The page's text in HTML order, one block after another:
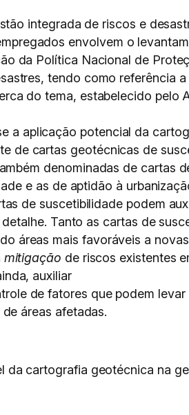
integrada de riscos e
envolvem o
da Política Nacional de
tendo como referência
do tema, estabelecido pelo
a aplicação potencial da
de cartas geotécnicas de
denominadas de cartas
e as de aptidão à
de suscetibilidade podem
Tanto as cartas de
áreas mais favoráveis a novas
mitigação de riscos existentes
auxiliar
de fatores que podem levar
áreas afetadas.
da cartografia geotécnica na